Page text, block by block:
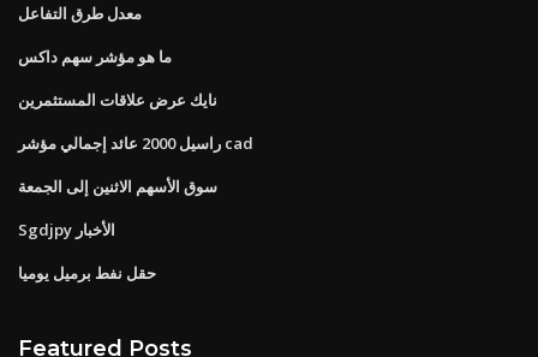
معدل طرق التفاعل
ما هو مؤشر سهم داكس
نايك عرض علاقات المستثمرين
راسيل 2000 عائد إجمالي مؤشر cad
سوق الأسهم الاثنين إلى الجمعة
Sgdjpy الأخبار
حقل نفط برميل يوميا
Featured Posts